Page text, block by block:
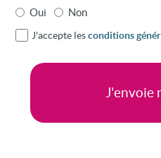
Oui Non
J'accepte lesconditions